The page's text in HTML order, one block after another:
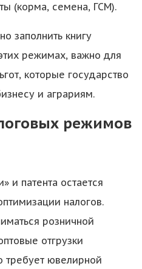
(корма, семена, ГСМ).
заполнить книгу
режимах, важно для
которые государство
и аграриям.
режимов
и патента остается
налогов.
розничной
отгрузки
требует ювелирной